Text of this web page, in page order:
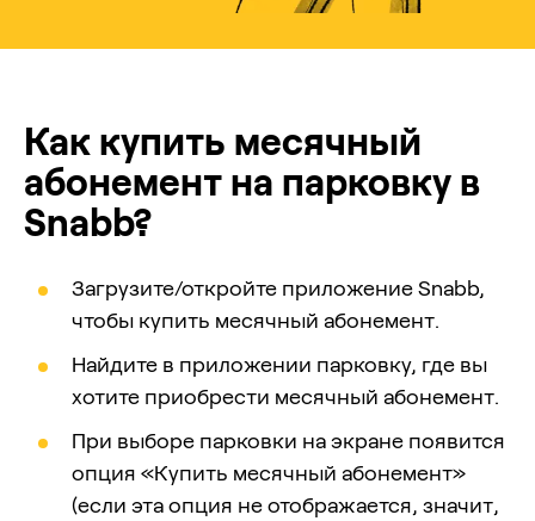
Как купить месячный
абонемент на парковку в
Snabb?
Загрузите/откройте приложение Snabb,
чтобы купить месячный абонемент.
Найдите в приложении парковку, где вы
хотите приобрести месячный абонемент.
При выборе парковки на экране появится
опция «Купить месячный абонемент»
(если эта опция не отображается, значит,